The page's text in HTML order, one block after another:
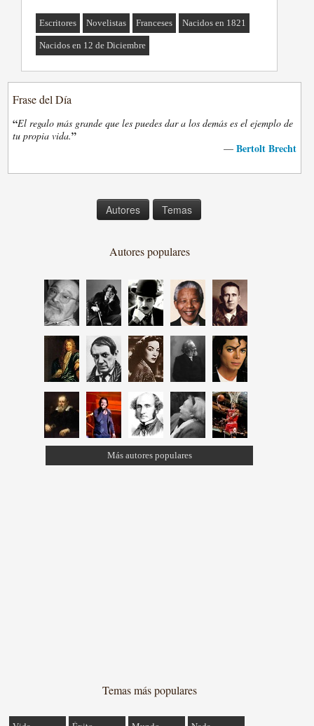
Escritores Novelistas Franceses Nacidos en 1821
Nacidos en 12 de Diciembre
Frase del Día
“El regalo más grande que les puedes dar a los demás es el ejemplo de
tu propia vida.”
— Bertolt Brecht
Autores Temas
Autores populares
Más autores populares
Temas más populares